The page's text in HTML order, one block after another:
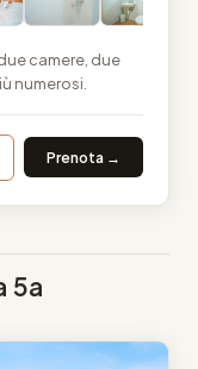
camere, due
numerosi.
Prenota →
5a